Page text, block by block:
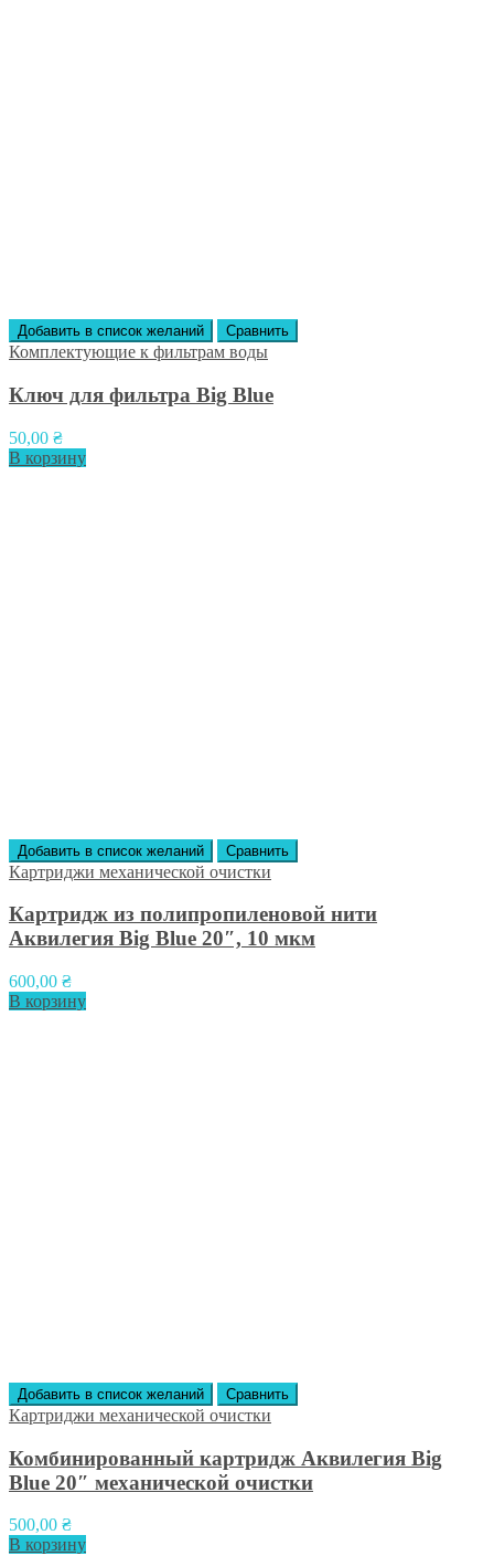
Добавить в список желаний Сравнить
Комплектующие к фильтрам воды
Ключ для фильтра Big Blue
50,00 ₴
В корзину
Добавить в список желаний Сравнить
Картриджи механической очистки
Картридж из полипропиленовой нити
Аквилегия Big Blue 20″, 10 мкм
600,00 ₴
В корзину
Добавить в список желаний Сравнить
Картриджи механической очистки
Комбинированный картридж Аквилегия Big
Blue 20″ механической очистки
500,00 ₴
В корзину